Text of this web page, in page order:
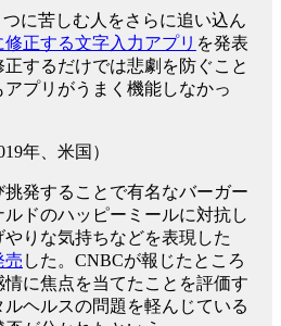
に苦しむ人をさらに追い込ん
修正する文字入力アプリ を発表
するだけでは悲劇を防ぐこと
プリがうまく機能しなかっ
年、米国）
発することで有名なバーガー
ドのハッピーミールに対抗し
りな気持ちなどを表現した
売 した。CNBCが報じたところ
に焦点を当てたことを評価す
ヘルスの問題を軽んじている